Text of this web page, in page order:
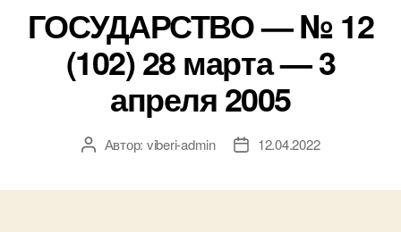
ГОСУДАРСТВО — № 12
(102) 28 марта — 3
апреля 2005
АвторАвтор: viberi-admin
Дата12.04.2022